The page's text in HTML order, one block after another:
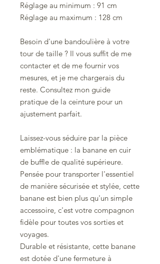
Réglage au minimum : 91 cm
Réglage au maximum : 128 cm
Besoin d'une bandoulière à votre
tour de taille ? Il vous suffit de me
contacter et de me fournir vos
mesures, et je me chargerais du
reste. Consultez mon guide
pratique de la ceinture pour un
ajustement parfait.
Laissez-vous séduire par la pièce
emblématique : la banane en cuir
de buffle de qualité supérieure.
Pensée pour transporter l'essentiel
de manière sécurisée et stylée, cette
banane est bien plus qu'un simple
accessoire, c'est votre compagnon
fidèle pour toutes vos sorties et
voyages.
Durable et résistante, cette banane
est dotée d'une fermeture à